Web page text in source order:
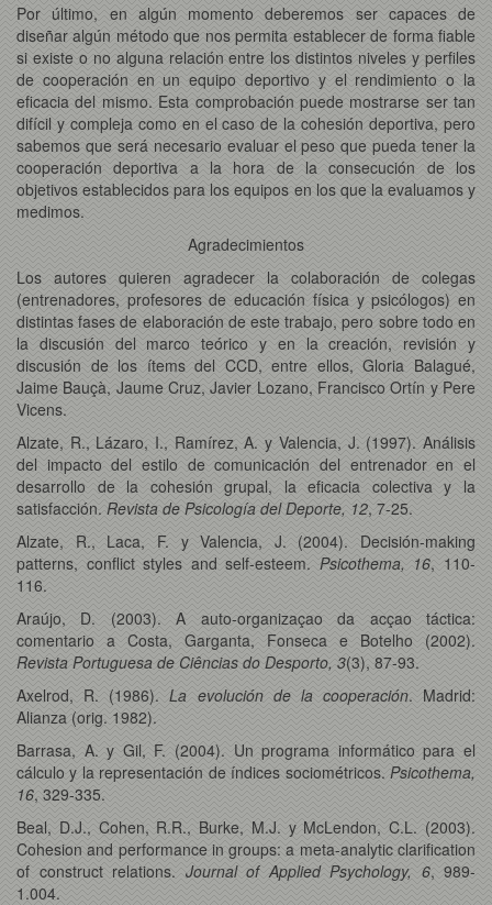
Por último, en algún momento deberemos ser capaces de
diseñar algún método que nos permita establecer de forma fiable
si existe o no alguna relación entre los distintos niveles y perfiles
de cooperación en un equipo deportivo y el rendimiento o la
eficacia del mismo. Esta comprobación puede mostrarse ser tan
difícil y compleja como en el caso de la cohesión deportiva, pero
sabemos que será necesario evaluar el peso que pueda tener la
cooperación deportiva a la hora de la consecución de los
objetivos establecidos para los equipos en los que la evaluamos y
medimos.
Agradecimientos
Los autores quieren agradecer la colaboración de colegas
(entrenadores, profesores de educación física y psicólogos) en
distintas fases de elaboración de este trabajo, pero sobre todo en
la discusión del marco teórico y en la creación, revisión y
discusión de los ítems del CCD, entre ellos, Gloria Balagué,
Jaime Bauçà, Jaume Cruz, Javier Lozano, Francisco Ortín y Pere
Vicens.
Alzate, R., Lázaro, I., Ramírez, A. y Valencia, J. (1997). Análisis
del impacto del estilo de comunicación del entrenador en el
desarrollo de la cohesión grupal, la eficacia colectiva y la
satisfacción. Revista de Psicología del Deporte, 12, 7-25.
Alzate, R., Laca, F. y Valencia, J. (2004). Decisión-making
patterns, conflict styles and self-esteem. Psicothema, 16, 110-
116.
Araújo, D. (2003). A auto-organizaçao da acçao táctica:
comentario a Costa, Garganta, Fonseca e Botelho (2002).
Revista Portuguesa de Ciências do Desporto, 3(3), 87-93.
Axelrod, R. (1986).La evolución de la cooperación. Madrid:
Alianza (orig. 1982).
Barrasa, A. y Gil, F. (2004). Un programa informático para el
cálculo y la representación de índices sociométricos. Psicothema,
16, 329-335.
Beal, D.J., Cohen, R.R., Burke, M.J. y McLendon, C.L. (2003).
Cohesion and performance in groups: a meta-analytic clarification
of construct relations. Journal of Applied Psychology, 6, 989-
1.004.